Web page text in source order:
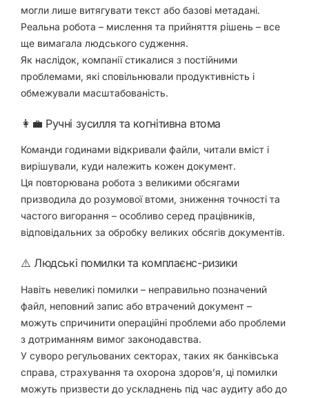
могли лише витягувати текст або базові метадані.
Реальна робота – мислення та прийняття рішень – все
ще вимагала людського судження.
Як наслідок, компанії стикалися з постійними
проблемами, які сповільнювали продуктивність і
обмежували масштабованість.
👩‍💼 Ручні зусилля та когнітивна втома
Команди годинами відкривали файли, читали вміст і
вирішували, куди належить кожен документ.
Ця повторювана робота з великими обсягами
призводила до розумової втоми, зниження точності та
частого вигорання – особливо серед працівників,
відповідальних за обробку великих обсягів документів.
⚠️ Людські помилки та комплаєнс-ризики
Навіть невеликі помилки – неправильно позначений
файл, неповний запис або втрачений документ –
можуть спричинити операційні проблеми або проблеми
з дотриманням вимог законодавства.
У суворо регульованих секторах, таких як банківська
справа, страхування та охорона здоров’я, ці помилки
можуть призвести до ускладнень під час аудиту або до